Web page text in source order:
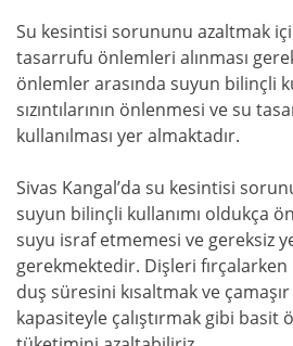
Su kesintisi sorununu azaltmak
tasarrufu önlemleri alınması
önlemler arasında suyun bilinçli
sızıntılarının önlenmesi ve su
kullanılması yer almaktadır.
Sivas Kangal’da su kesintisi
suyun bilinçli kullanımı oldukça
suyu israf etmemesi ve gereksiz
gerekmektedir. Dişleri
duş süresini kısaltmak ve
kapasiteyle çalıştırmak gibi basit